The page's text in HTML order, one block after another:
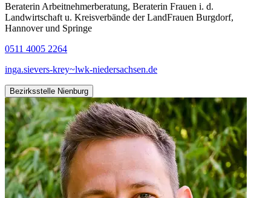
Beraterin Arbeitnehmerberatung, Beraterin Frauen i. d.
Landwirtschaft u. Kreisverbände der LandFrauen Burgdorf,
Hannover und Springe
0511 4005 2264
inga.sievers-krey~lwk-niedersachsen.de
Bezirksstelle Nienburg